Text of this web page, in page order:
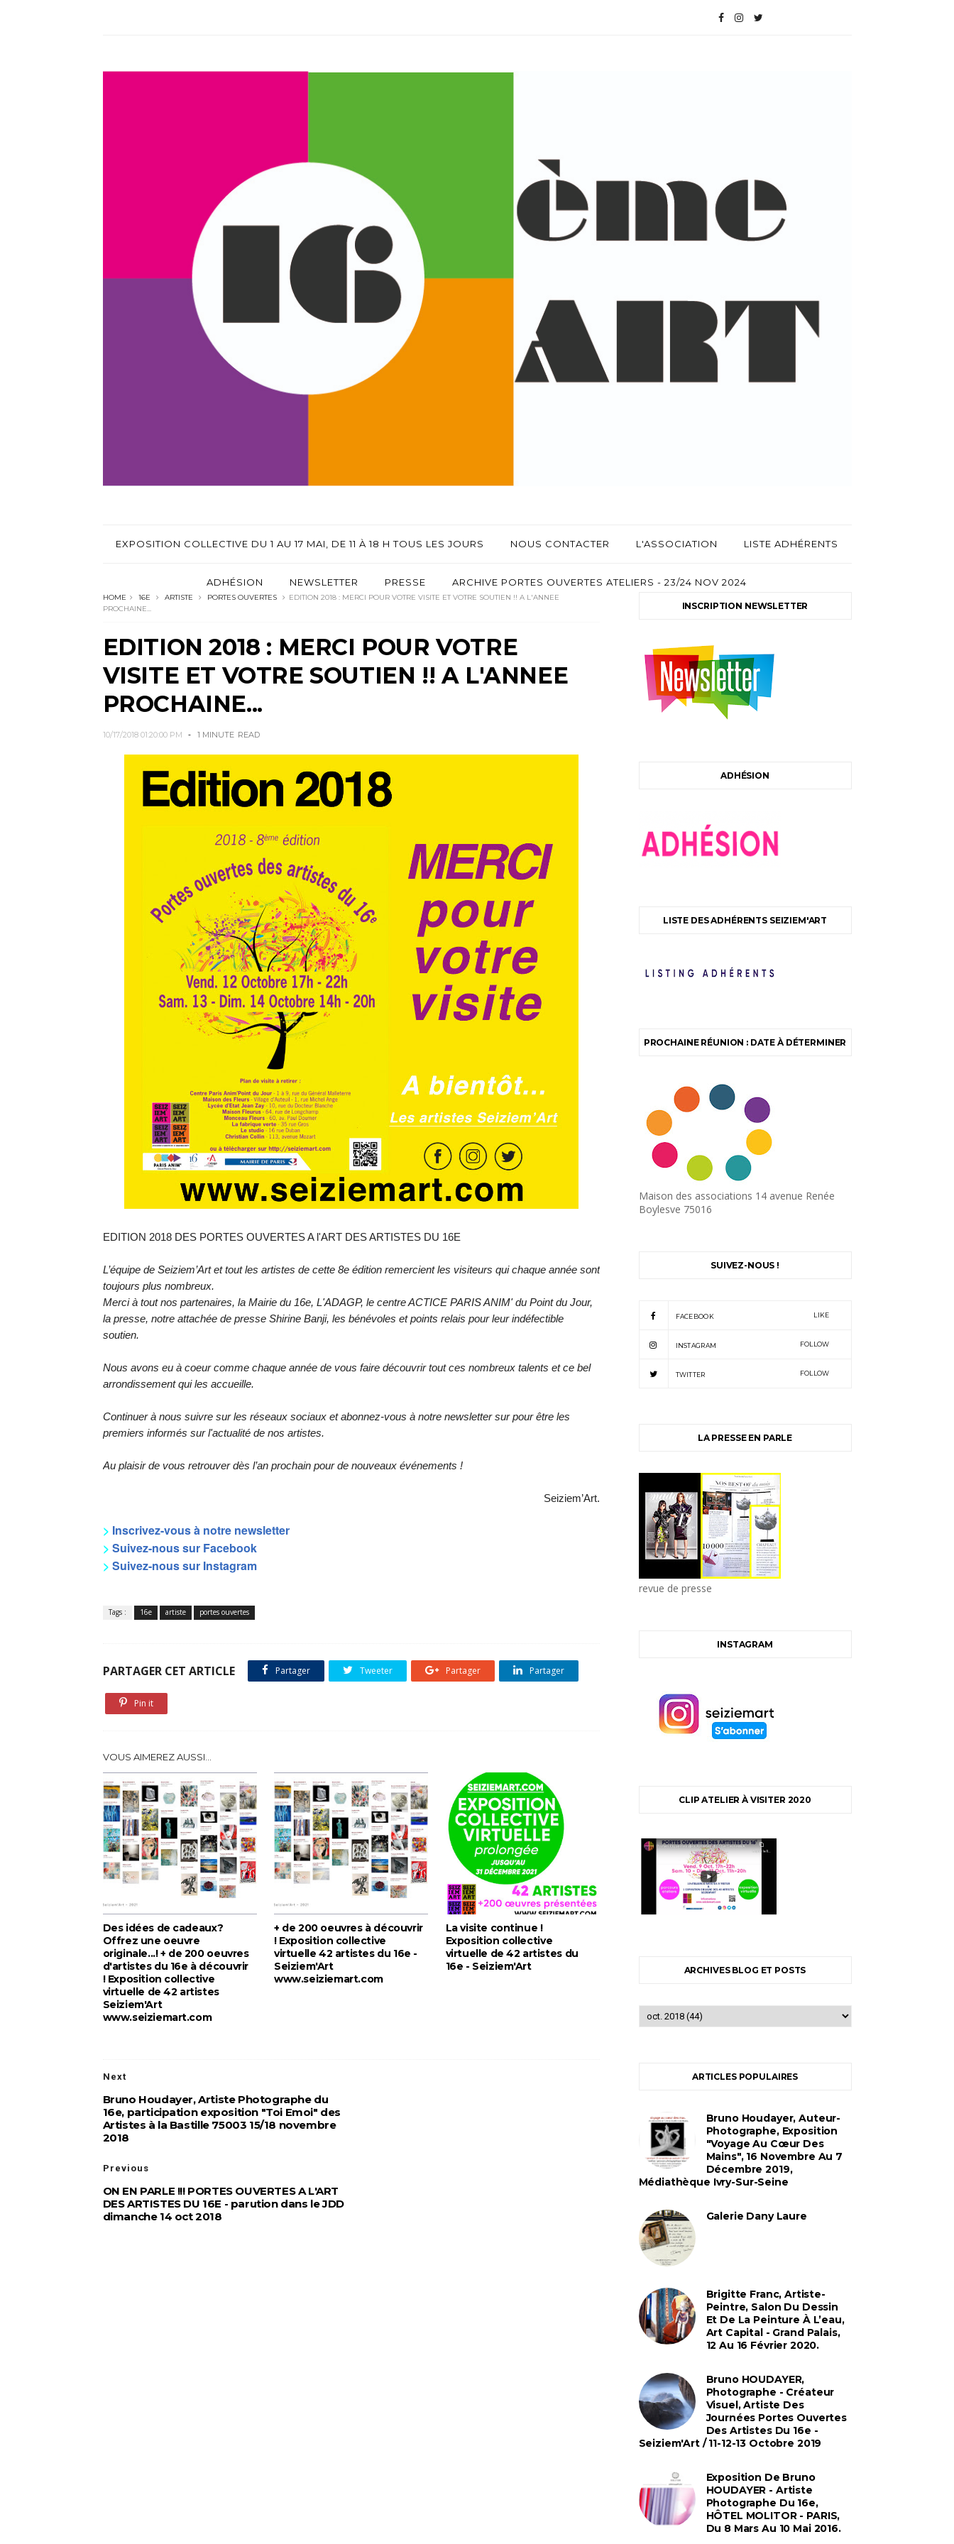
EXPOSITION COLLECTIVE DU 1 AU 17 MAI, DE 11 À 18 H TOUS LES JOURS NOUS CONTACTER L'ASSOCIATION LISTE ADHÉRENTS
ADHÉSION NEWSLETTER PRESSE ARCHIVE PORTES OUVERTES ATELIERS - 23/24 NOV 2024
HOME 16E ARTISTE PORTES OUVERTES
EDITION 2018 : MERCI POUR VOTRE VISITE ET VOTRE SOUTIEN !! A L'ANNEE
PROCHAINE...
EDITION 2018 : MERCI POUR VOTRE
VISITE ET VOTRE SOUTIEN !! A L'ANNEE
PROCHAINE...
10/17/2018 01:20:00 PM 1 MINUTE READ
EDITION 2018 DES PORTES OUVERTES A l'ART DES ARTISTES DU 16E
L’équipe de Seiziem’Art et tout les artistes de cette 8e édition remercient les visiteurs qui chaque année sont
toujours plus nombreux.
Merci à tout nos partenaires, la Mairie du 16e, L'ADAGP, le centre ACTICE PARIS ANIM' du Point du Jour,
la presse, notre attachée de presse Shirine Banji, les bénévoles et points relais pour leur indéfectible
soutien.
Nous avons eu à coeur comme chaque année de vous faire découvrir tout ces nombreux talents et ce bel
arrondissement qui les accueille.
Continuer à nous suivre sur les réseaux sociaux et abonnez-vous à notre newsletter sur pour être les
premiers informés sur l'actualité de nos artistes.
Au plaisir de vous retrouver dès l’an prochain pour de nouveaux événements !
Seiziem’Art.
> Inscrivez-vous à notre newsletter
> Suivez-nous sur Facebook
> Suivez-nous sur Instagram
Tags : 16e artiste portes ouvertes
PARTAGER CET ARTICLE Partager Tweeter Partager Partager
Pin it
VOUS AIMEREZ AUSSI...
Des idées de cadeaux?
Offrez une oeuvre
originale...! + de 200 oeuvres
d'artistes du 16e à découvrir
! Exposition collective
virtuelle de 42 artistes
Seiziem'Art
www.seiziemart.com
+ de 200 oeuvres à découvrir
! Exposition collective
virtuelle 42 artistes du 16e -
Seiziem'Art
www.seiziemart.com
La visite continue !
Exposition collective
virtuelle de 42 artistes du
16e - Seiziem'Art
Next
Bruno Houdayer, Artiste Photographe du
16e, participation exposition "Toi Emoi" des
Artistes à la Bastille 75003 15/18 novembre
2018
Previous
ON EN PARLE !!! PORTES OUVERTES A L'ART
DES ARTISTES DU 16E - parution dans le JDD
dimanche 14 oct 2018
INSCRIPTION NEWSLETTER
ADHÉSION
LISTE DES ADHÉRENTS SEIZIEM'ART
PROCHAINE RÉUNION : DATE À DÉTERMINER
Maison des associations 14 avenue Renée
Boylesve 75016
SUIVEZ-NOUS !
FACEBOOK LIKE
INSTAGRAM FOLLOW
TWITTER FOLLOW
LA PRESSE EN PARLE
revue de presse
INSTAGRAM
CLIP ATELIER À VISITER 2020
ARCHIVES BLOG ET POSTS
ARTICLES POPULAIRES
Bruno Houdayer, Auteur-
Photographe, Exposition
"Voyage Au Cœur Des
Mains", 16 Novembre Au 7
Décembre 2019,
Médiathèque Ivry-Sur-Seine
Galerie Dany Laure
Brigitte Franc, Artiste-
Peintre, Salon Du Dessin
Et De La Peinture À L’eau,
Art Capital - Grand Palais,
12 Au 16 Février 2020.
Bruno HOUDAYER,
Photographe - Créateur
Visuel, Artiste Des
Journées Portes Ouvertes
Des Artistes Du 16e -
Seiziem'Art / 11-12-13 Octobre 2019
Exposition De Bruno
HOUDAYER - Artiste
Photographe Du 16e,
HÔTEL MOLITOR - PARIS,
Du 8 Mars Au 10 Mai 2016.